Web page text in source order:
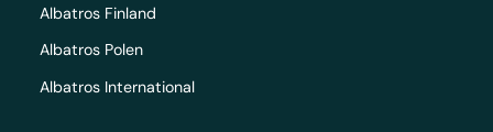
Albatros Finland
Albatros Polen
Albatros International